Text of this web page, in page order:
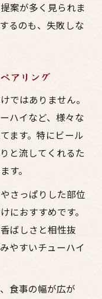
案が多く見られま
るのも、失敗しな
アリング
ではありません。
ハイなど、様々な
ます。特にビール
と流してくれるた
す。
さっぱりした部位
におすすめです。
ばしさと相性抜
やすいチューハイ
食事の幅が広が